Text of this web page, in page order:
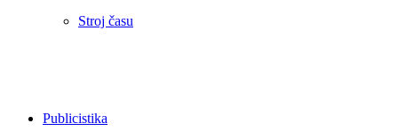
Stroj času
Publicistika